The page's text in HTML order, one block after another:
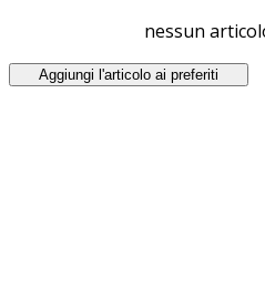
nessun